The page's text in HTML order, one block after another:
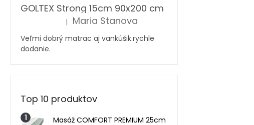
GOLTEX Strong 15cm 90x200 cm
Hodnotenie produktu je 5 z 5 hviezdičiek.
| Maria Stanova
Veľmi dobrý matrac aj vankúšik.rychle
dodanie.
Top 10 produktov
Masáž COMFORT PREMIUM 25cm